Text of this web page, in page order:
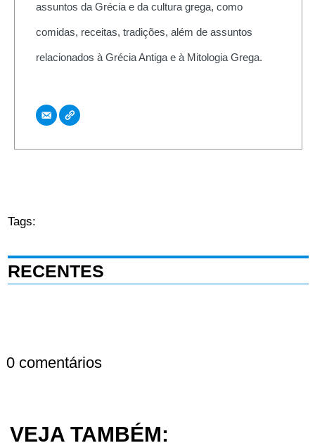
assuntos da Grécia e da cultura grega, como
comidas, receitas, tradições, além de assuntos
relacionados à Grécia Antiga e à Mitologia Grega.
Tags:
RECENTES
0 comentários
VEJA TAMBÉM: